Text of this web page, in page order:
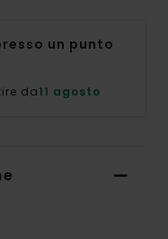
un punto
da11 agosto